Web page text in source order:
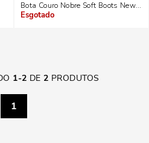
Bota Couro Nobre Soft Boots New
Indisponível
1-2 DE2 PRODUTOS
1